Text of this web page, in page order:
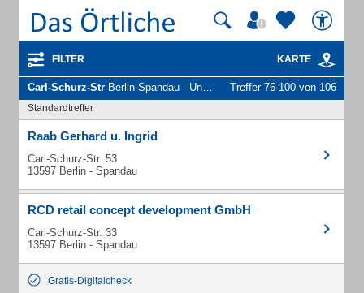
FILTER KARTE
Carl-Schurz-Str Berlin Spandau - Unternehmen und Personen Treffer 76-100 von 106
Standardtreffer
Raab Gerhard u. Ingrid
Carl-Schurz-Str. 53
13597 Berlin - Spandau
RCD retail concept development GmbH
Carl-Schurz-Str. 33
13597 Berlin - Spandau
Gratis-Digitalcheck